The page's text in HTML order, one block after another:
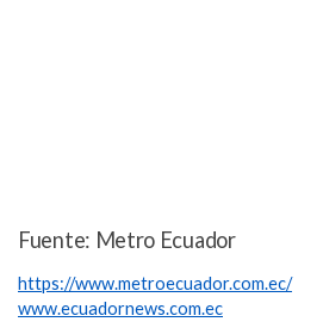
Fuente: Metro Ecuador
https://www.metroecuador.com.ec/
www.ecuadornews.com.ec